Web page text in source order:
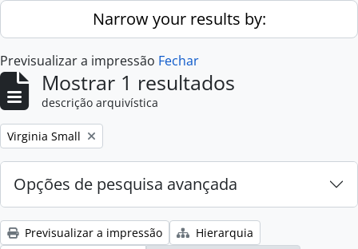
Skip to main contentNarrow your results by:
Previsualizar a impressão Fechar
Mostrar 1 resultados
descrição arquivística
Remove filter:
Virginia Small
Opções de pesquisa avançada
Previsualizar a impressão
Hierarquia